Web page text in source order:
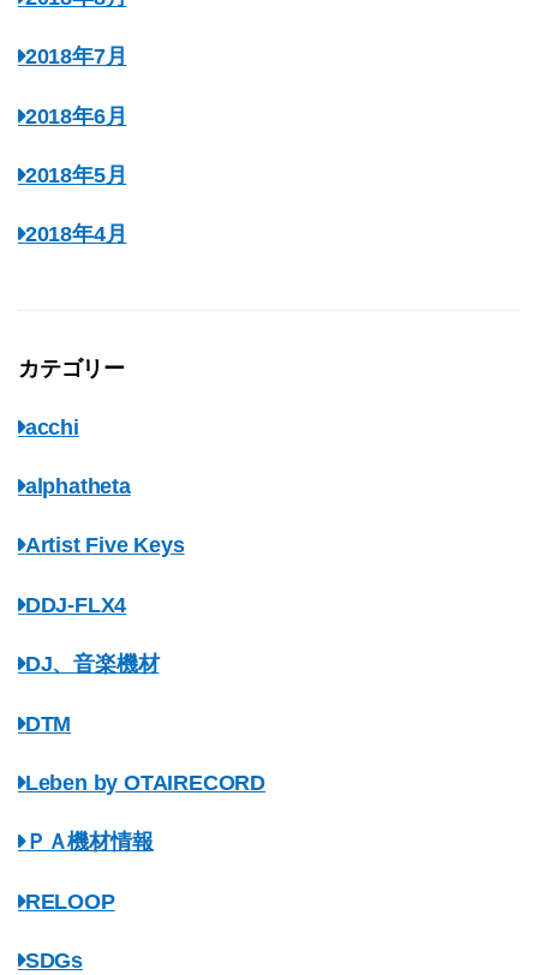
2018年7月
2018年6月
2018年5月
2018年4月
カテゴリー
acchi
alphatheta
Artist Five Keys
DDJ-FLX4
DJ、音楽機材
DTM
Leben by OTAIRECORD
ＰＡ機材情報
RELOOP
SDGs